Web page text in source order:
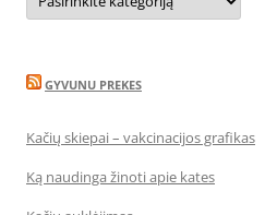
GYVUNU PREKES
Kačių skiepai – vakcinacijos grafikas
Ką naudinga žinoti apie kates